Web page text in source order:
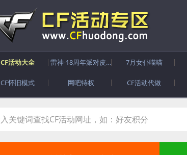
CF活动大全 雷神-18周年派对皮肤 7月女仆喵喵
CF怀旧模式 网吧特权 CF活动代做